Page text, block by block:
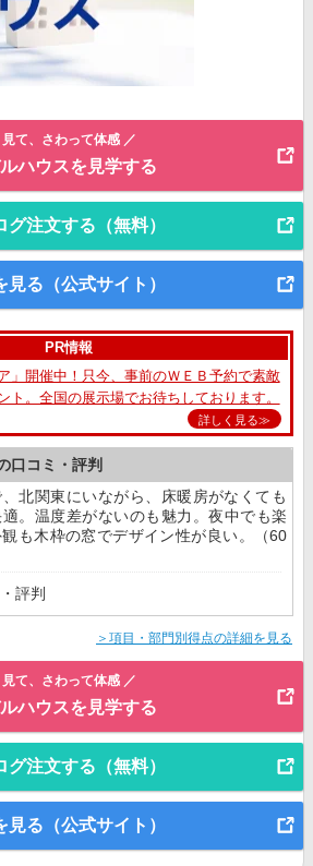
見て、さわって体感 ／
ハウスを見学する
グ注文する（無料）
見る（公式サイト）
PR情報
」開催中！只今、事前のＷＥＢ予約で素敵
ト。全国の展示場でお待ちしております。
詳しく見る≫
口コミ・評判
北関東にいながら、床暖房がなくても
。温度差がないのも魅力。夜中でも楽
も木枠の窓でデザイン性が良い。（60
評判
＞項目・部門別得点の詳細を見る
見て、さわって体感 ／
ハウスを見学する
グ注文する（無料）
見る（公式サイト）